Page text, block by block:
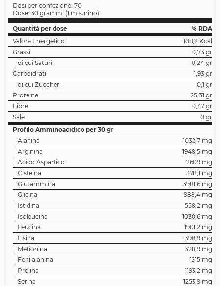
Dosi per confezione: 70
Dose: 30 grammi (1 misurino)
Quantità per dose
% RDA
Valore Energetico
108,2 Kcal
Grassi
0,73 gr
di cui Saturi
0,24 gr
Carboidrati
1,93 gr
di cui Zuccheri
0,1 gr
Proteine
25,31 gr
Fibre
0,47 gr
Sale
0 gr
Profilo Amminoacidico per 30 gr
Alanina
1032,7 mg
Arginina
1948,5 mg
Acido Aspartico
2609 mg
Cisteina
378,1 mg
Glutammina
3981,6 mg
Glicina
988,4 mg
Istidina
558,2 mg
Isoleucina
1030,6 mg
Leucina
1901,2 mg
Lisina
1390,9 mg
Metionina
328,9 mg
Fenilalanina
1215 mg
Prolina
1193,2 mg
Serina
1253,9 mg